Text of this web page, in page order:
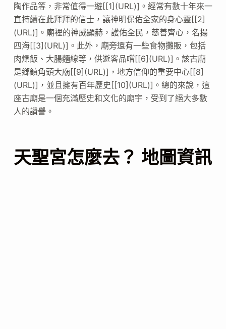
陶作品等，非常值得一遊[[1](URL)]。經常有數十年來一
直持續在此拜拜的信士，讓神明保佑全家的身心靈[[2]
(URL)]。廟裡的神威顯赫，護佑全民，慈善齊心，名揚
四海[[3](URL)]。此外，廟旁還有一些食物攤販，包括
肉燥飯、大腸麵線等，供遊客品嚐[[6](URL)]。該古廟
是鄉鎮角頭大廟[[9](URL)]，地方信仰的重要中心[[8]
(URL)]，並且擁有百年歷史[[10](URL)]。總的來說，這
座古廟是一個充滿歷史和文化的廟宇，受到了絕大多數
人的讚譽。
天聖宮怎麼去？ 地圖資訊